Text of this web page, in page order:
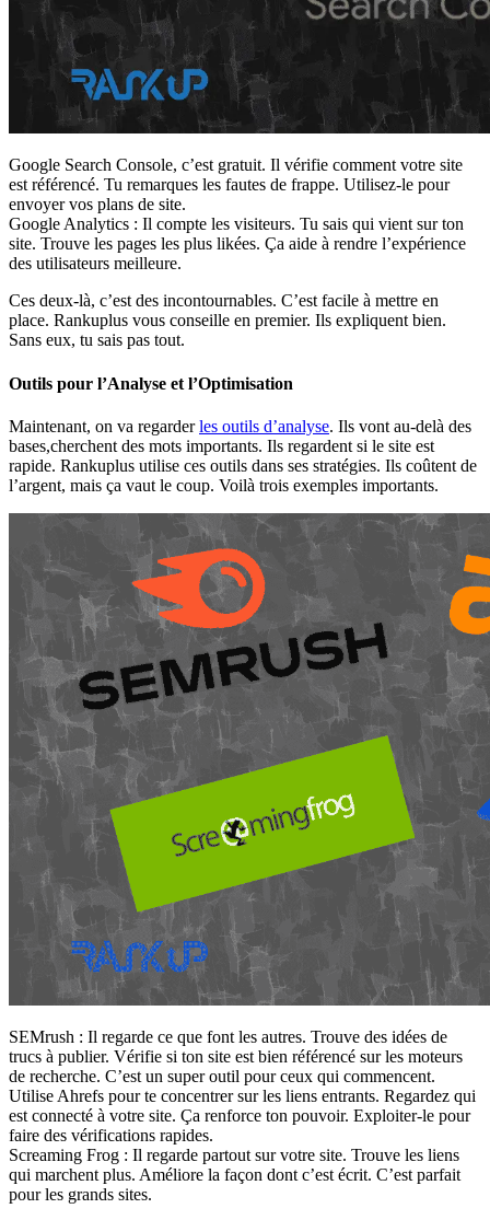
Google Search Console, c’est gratuit. Il vérifie comment votre site
est référencé. Tu remarques les fautes de frappe. Utilisez-le pour
envoyer vos plans de site.
Google Analytics : Il compte les visiteurs. Tu sais qui vient sur ton
site. Trouve les pages les plus likées. Ça aide à rendre l’expérience
des utilisateurs meilleure.
Ces deux-là, c’est des incontournables. C’est facile à mettre en
place. Rankuplus vous conseille en premier. Ils expliquent bien.
Sans eux, tu sais pas tout.
Outils pour l’Analyse et l’Optimisation
Maintenant, on va regarderles outils d’analyse. Ils vont au-delà des
bases,cherchent des mots importants. Ils regardent si le site est
rapide. Rankuplus utilise ces outils dans ses stratégies. Ils coûtent de
l’argent, mais ça vaut le coup. Voilà trois exemples importants.
SEMrush : Il regarde ce que font les autres. Trouve des idées de
trucs à publier. Vérifie si ton site est bien référencé sur les moteurs
de recherche. C’est un super outil pour ceux qui commencent.
Utilise Ahrefs pour te concentrer sur les liens entrants. Regardez qui
est connecté à votre site. Ça renforce ton pouvoir. Exploiter-le pour
faire des vérifications rapides.
Screaming Frog : Il regarde partout sur votre site. Trouve les liens
qui marchent plus. Améliore la façon dont c’est écrit. C’est parfait
pour les grands sites.